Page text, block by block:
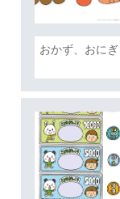
おかず、おに